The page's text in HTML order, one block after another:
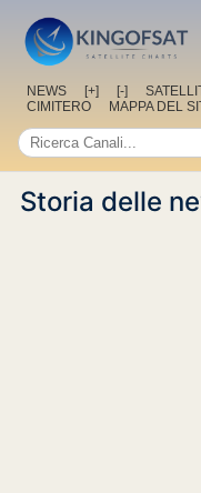
NEWS [+] [-]
CIMITERO
MAPPA DEL
Storia delle